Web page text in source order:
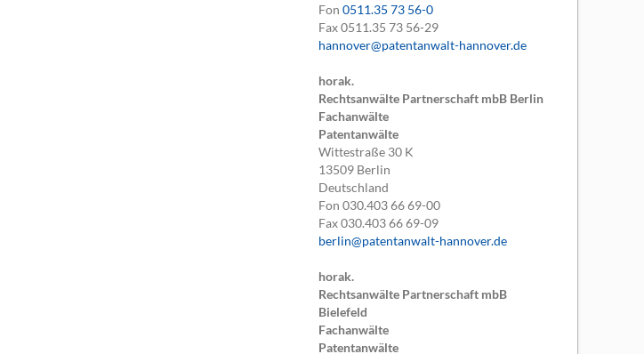
Fon0511.35 73 56-0
Fax0511.35 73 56-29
hannover@patentanwalt-hannover.de
horak.
Rechtsanwälte Partnerschaft mbB Berlin
Fachanwälte
Patentanwälte
Wittestraße 30 K
13509 Berlin
Deutschland
Fon030.403 66 69-00
Fax030.403 66 69-09
berlin@patentanwalt-hannover.de
horak.
Rechtsanwälte Partnerschaft mbB
Bielefeld
Fachanwälte
Patentanwälte